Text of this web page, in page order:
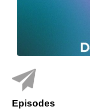
Episodes